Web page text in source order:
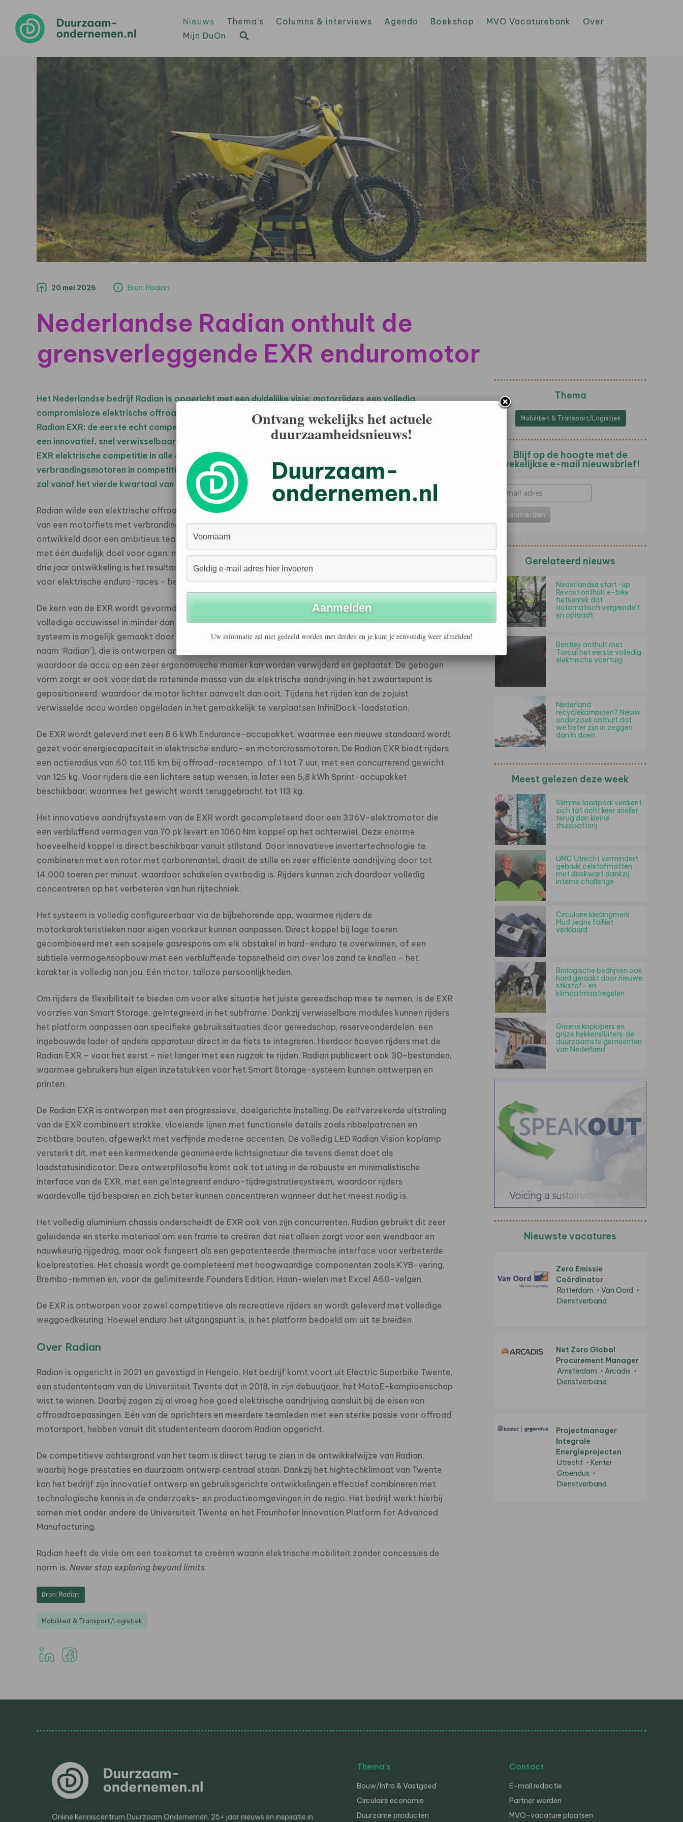
Nieuws Thema’s Columns & interviews Agenda Boekshop MVO Vacaturebank
Over
Mijn DuOn
20 mei 2026 Bron: Radian
Nederlandse Radian onthult de
grensverleggende EXR enduromotor
Het Nederlandse bedrijf Radian is opgericht met een duidelijke visie: motorrijders een volledig
compromisloze elektrische offroad-ervaring bieden. Het bedrijf kondigt de lancering aan van de
Radian EXR: de eerste echt competitieklare elektrische enduro-motorfiets, mogelijk gemaakt door
een innovatief, snel verwisselbaar accusysteem. Als eerste productiemodel van het bedrijf maakt de
EXR elektrische competitie in alle offroad-disciplines mogelijk, waardoor de behoefte aan
verbrandingsmotoren in competitieve offroad-races verdwijnt. De motorfiets is nu te reserveren en
zal vanaf het vierde kwartaal van 2027 naar geselecteerde markten worden verzonden.
Radian wilde een elektrische offroad-motorfiets bouwen die volledig competitieklaar is en de prestaties
van een motorfiets met verbrandingsmotor ruimschoots overtreft. De EXR is volledig vanaf de grond af
ontwikkeld door een ambitieus team met ervaring in het bouwen van krachtige elektrische superbikes,
met één duidelijk doel voor ogen: maximale competitieve prestaties met minimale compromissen. Na
drie jaar ontwikkeling is het resultaat de 70 pk sterke Radian EXR, die de laatste resterende obstakels
voor elektrische enduro-races – beperkte actieradius en lange laadtijden – succesvol wegneemt.
De kern van de EXR wordt gevormd door Radians gepatenteerde InfiniPack-accusysteem, waarmee een
volledige accuwissel in minder dan 30 seconden mogelijk is, zonder gereedschap. Het InfiniPack-
systeem is mogelijk gemaakt door de unieke gebogen vorm van het accupakket (de oorsprong van de
naam ‘Radian’), die is ontworpen om een ​​natuurlijke beweging tijdens het wisselen te ondersteunen,
waardoor de accu op een zeer ergonomische manier kan worden verwijderd en geplaatst. De gebogen
vorm zorgt er ook voor dat de roterende massa van de elektrische aandrijving in het zwaartepunt is
gepositioneerd, waardoor de motor lichter aanvoelt dan ooit. Tijdens het rijden kan de zojuist
verwisselde accu worden opgeladen in het gemakkelijk te verplaatsen InfiniDock-laadstation.
De EXR wordt geleverd met een 8,6 kWh Endurance-accupakket, waarmee een nieuwe standaard wordt
gezet voor energiecapaciteit in elektrische enduro- en motorcrossmotoren. De Radian EXR biedt rijders
een actieradius van 60 tot 115 km bij offroad-racetempo, of 1 tot 7 uur, met een concurrerend gewicht
van 125 kg. Voor rijders die een lichtere setup wensen, is later een 5,8 kWh Sprint-accupakket
beschikbaar, waarmee het gewicht wordt teruggebracht tot 113 kg.
Het innovatieve aandrijfsysteem van de EXR wordt gecompleteerd door een 336V-elektromotor die
een verbluffend vermogen van 70 pk levert en 1060 Nm koppel op het achterwiel. Deze enorme
hoeveelheid koppel is direct beschikbaar vanuit stilstand. Door innovatieve invertertechnologie te
combineren met een rotor met carbonmantel, draait de stille en zeer efficiënte aandrijving door tot
14.000 toeren per minuut, waardoor schakelen overbodig is. Rijders kunnen zich daardoor volledig
concentreren op het verbeteren van hun rijtechniek.
Het systeem is volledig configureerbaar via de bijbehorende app, waarmee rijders de
motorkarakteristieken naar eigen voorkeur kunnen aanpassen. Direct koppel bij lage toeren
gecombineerd met een soepele gasrespons om elk obstakel in hard-enduro te overwinnen, of een
subtiele vermogensopbouw met een verbluffende topsnelheid om over los zand te knallen – het
karakter is volledig aan jou. Eén motor, talloze persoonlijkheden.
Om rijders de flexibiliteit te bieden om voor elke situatie het juiste gereedschap mee te nemen, is de EXR
voorzien van Smart Storage, geïntegreerd in het subframe. Dankzij verwisselbare modules kunnen rijders
het platform aanpassen aan specifieke gebruikssituaties door gereedschap, reserveonderdelen, een
ingebouwde lader of andere apparatuur direct in de fiets te integreren. Hierdoor hoeven rijders met de
Radian EXR – voor het eerst – niet langer met een rugzak te rijden. Radian publiceert ook 3D-bestanden,
waarmee gebruikers hun eigen inzetstukken voor het Smart Storage-systeem kunnen ontwerpen en
printen.
De Radian EXR is ontworpen met een progressieve, doelgerichte instelling. De zelfverzekerde uitstraling
van de EXR combineert strakke, vloeiende lijnen met functionele details zoals ribbelpatronen en
zichtbare bouten, afgewerkt met verfijnde moderne accenten. De volledig LED Radian Vision koplamp
versterkt dit, met een kenmerkende geanimeerde lichtsignatuur die tevens dienst doet als
laadstatusindicator. Deze ontwerpfilosofie komt ook tot uiting in de robuuste en minimalistische
interface van de EXR, met een geïntegreerd enduro-tijdregistratiesysteem, waardoor rijders
waardevolle tijd besparen en zich beter kunnen concentreren wanneer dat het meest nodig is.
Het volledig aluminium chassis onderscheidt de EXR ook van zijn concurrenten. Radian gebruikt dit zeer
geleidende en sterke materiaal om een ​​frame te creëren dat niet alleen zorgt voor een wendbaar en
nauwkeurig rijgedrag, maar ook fungeert als een gepatenteerde thermische interface voor verbeterde
koelprestaties. Het chassis wordt ge completeerd met hoogwaardige componenten zoals KYB-vering,
Brembo-remmen en, voor de gelimiteerde Founders Edition, Haan-wielen met Excel A60-velgen.
De EXR is ontworpen voor zowel competitieve als recreatieve rijders en wordt geleverd met volledige
weggoedkeuring. Hoewel enduro het uitgangspunt is, is het platform bedoeld om uit te breiden.
Over Radian
Radian is opgericht in 2021 en gevestigd in Hengelo. Het bedrijf komt voort uit Electric Superbike Twente,
een studententeam van de Universiteit Twente dat in 2018, in zijn debuutjaar, het MotoE-kampioenschap
wist te winnen. Daarbij zagen zij al vroeg hoe goed elektrische aandrijving aansluit bij de eisen van
offroadtoepassingen. Eén van de oprichters en meerdere teamleden met een sterke passie voor offroad
motorsport, hebben vanuit dit studententeam daarom Radian opgericht.
De competitieve achtergrond van het team is direct terug te zien in de ontwikkelwijze van Radian,
waarbij hoge prestaties en duurzaam ontwerp centraal staan. Dankzij het hightechklimaat van Twente
kan het bedrijf zijn innovatief ontwerp en gebruiksgerichte ontwikkelingen effectief combineren met
technologische kennis in de onderzoeks- en productieomgevingen in de regio. Het bedrijf werkt hierbij
samen met onder andere de Universiteit Twente en het Fraunhofer Innovation Platform for Advanced
Manufacturing.
Radian heeft de visie om een toekomst te creëren waarin elektrische mobiliteit zonder concessies de
norm is. Never stop exploring beyond limits.
Bron: Radian
Mobiliteit & Transport/Logistiek
Thema
Mobiliteit & Transport/Logistiek
Blijf op de hoogte met de
wekelijkse e-mail nieuwsbrief!
Gerelateerd nieuws
Nederlandse start-up
Revost onthult e-bike
fietsenrek dat
automatisch vergrendelt
en oplaadt
Bentley onthult met
Torcal het eerste volledig
elektrische voertuig
Nederland
recyclekampioen? Nieuw
onderzoek onthult dat
we beter zijn in zeggen
dan in doen
Meest gelezen deze week
Slimme laadpaal verdient
zich tot acht keer sneller
terug dan kleine
thuisbatterij
UMC Utrecht vermindert
gebruik celstofmatten
met driekwart dankzij
interne challenge
Circulaire kledingmerk
Mud Jeans failliet
verklaard
Biologische bedrijven ook
hard geraakt door nieuwe
stikstof- en
klimaatmaatregelen
Groene koplopers en
grijze hekkensluiters: de
duurzaamste gemeenten
van Nederland
Nieuwste vacatures
Zero Emissie
Coördinator
Rotterdam
Van Oord
Dienstverband
Net Zero Global
Procurement Manager
Amsterdam
Arcadis
Dienstverband
Projectmanager
Integrale
Energieprojecten
Utrecht
Kenter
Groendus
Dienstverband
Online Kenniscentrum Duurzaam Ondernemen. 25+ jaar nieuws en inspiratie in
Thema’s
Bouw/Infra & Vastgoed
Circulaire economie
Duurzame producten
Contact
E-mail redactie
Partner worden
MVO-vacature plaatsen
Ontvang wekelijks het actuele
duurzaamheidsnieuws!
Uw informatie zal niet gedeeld worden met derden en je kunt je eenvoudig weer afmelden!